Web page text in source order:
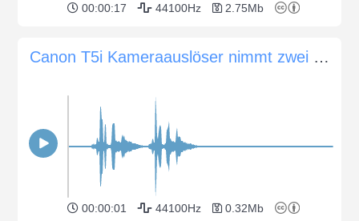
00:00:17 44100Hz 2.75Mb
Canon T5i Kameraauslöser nimmt zwei Bilder auf
00:00:01 44100Hz 0.32Mb